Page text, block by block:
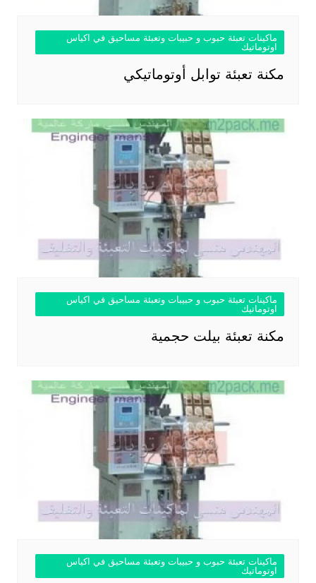
ماكينات تعبئة حبوب و حبيبات وتعبئة مساحيق في اكياس
اوتوماتيك
مكنة تعبئة توابل أوتوماتيكي
ماكينات تعبئة حبوب و حبيبات وتعبئة مساحيق في اكياس
اوتوماتيك
مكنة تعبئة بيلت حجمية
ماكينات تعبئة حبوب و حبيبات وتعبئة مساحيق في اكياس
اوتوماتيك